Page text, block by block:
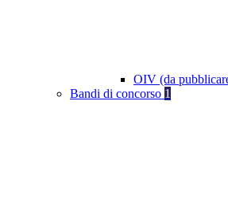
OIV (da
Bandi di concorso 1